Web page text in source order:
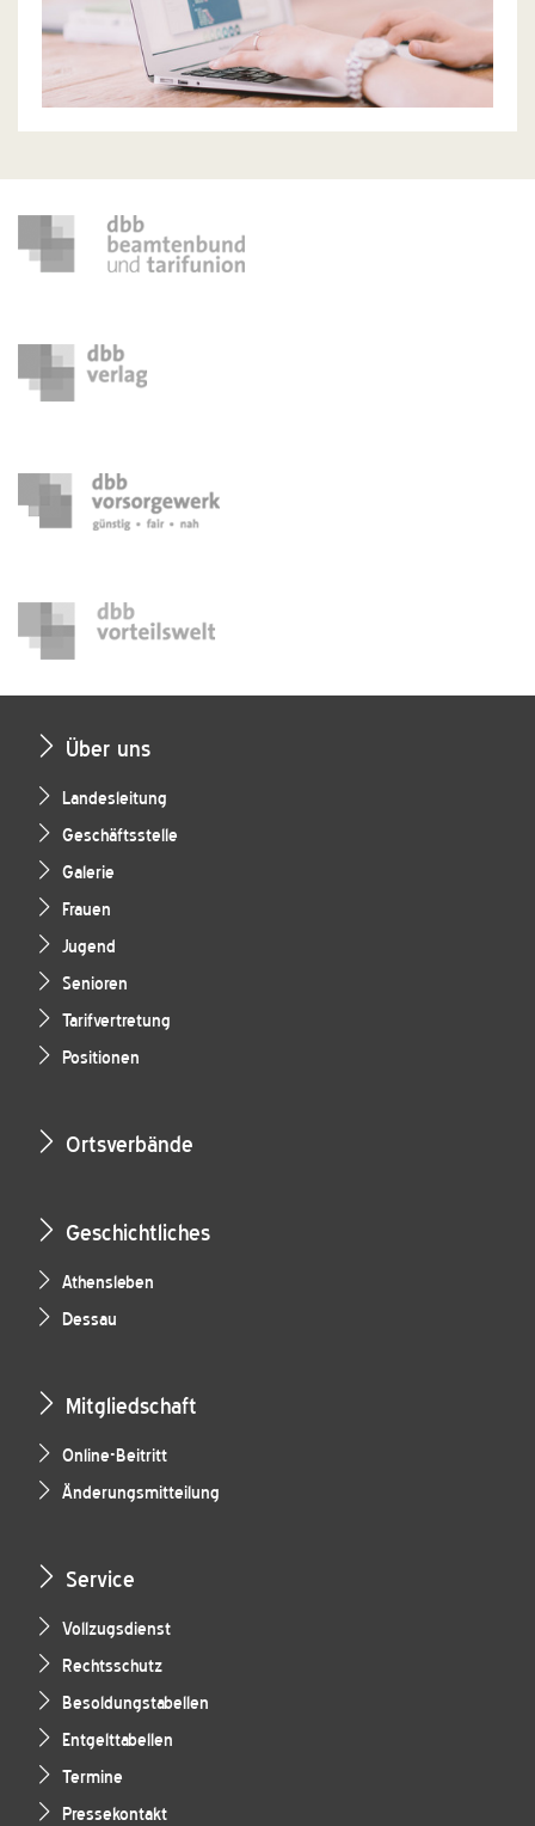
Über uns
Landesleitung
Geschäftsstelle
Galerie
Frauen
Jugend
Senioren
Tarifvertretung
Positionen
Ortsverbände
Geschichtliches
Athensleben
Dessau
Mitgliedschaft
Online-Beitritt
Änderungsmitteilung
Service
Vollzugsdienst
Rechtsschutz
Besoldungstabellen
Entgelttabellen
Termine
Pressekontakt